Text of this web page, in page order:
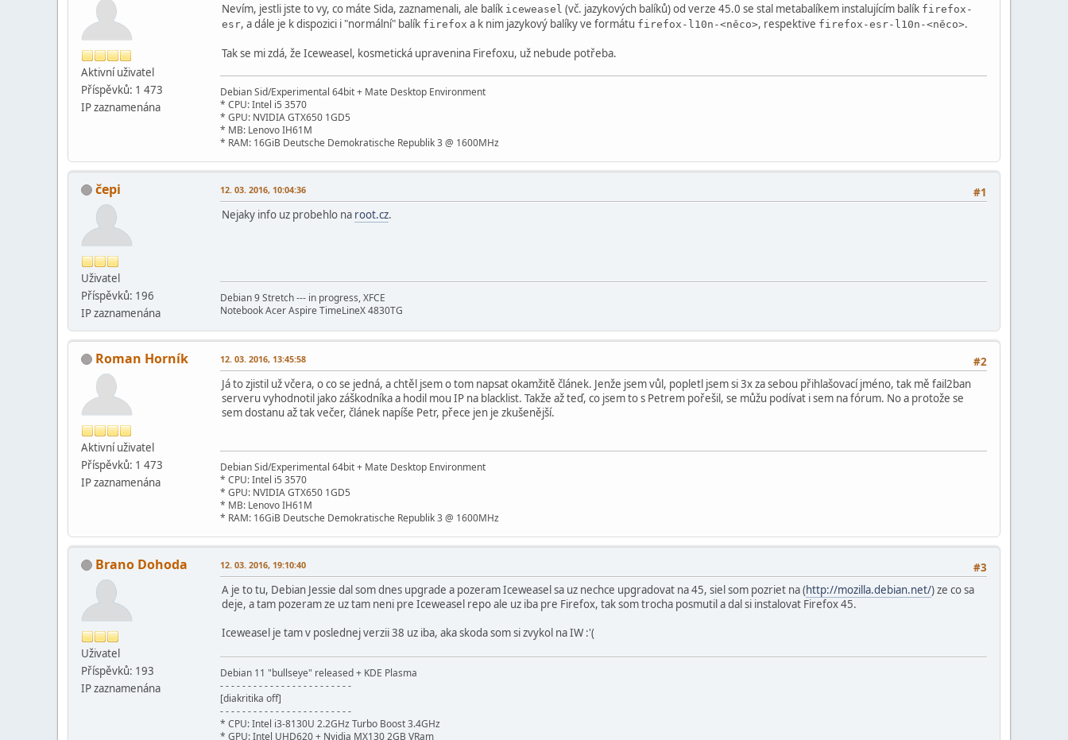
Aktivní­ uživatel
Příspěvků: 1 473
IP zaznamenána
Nevím, jestli jste to vy, co máte Sida, zaznamenali, ale balík iceweasel (vč. jazykových balíků) od verze 45.0 se stal metabalíkem instalujícím balík firefox-
esr, a dále je k dispozici i "normální" balík firefox a k nim jazykový balíky ve formátu firefox-l10n-<něco>, respektive firefox-esr-l10n-<něco>.
Tak se mi zdá, že Iceweasel, kosmetická upravenina Firefoxu, už nebude potřeba.
Debian Sid/Experimental 64bit + Mate Desktop Environment
* CPU: Intel i5 3570
* GPU: NVIDIA GTX650 1GD5
* MB: Lenovo IH61M
* RAM: 16GiB Deutsche Demokratische Republik 3 @ 1600MHz
čepi
Uživatel
Příspěvků: 196
IP zaznamenána
#1
12. 03. 2016, 10:04:36
Nejaky info uz probehlo na root.cz.
Debian 9 Stretch --- in progress, XFCE
Notebook Acer Aspire TimeLineX 4830TG
Roman Horník
Aktivní­ uživatel
Příspěvků: 1 473
IP zaznamenána
#2
12. 03. 2016, 13:45:58
Já to zjistil už včera, o co se jedná, a chtěl jsem o tom napsat okamžitě článek. Jenže jsem vůl, popletl jsem si 3x za sebou přihlašovací jméno, tak mě fail2ban
serveru vyhodnotil jako záškodníka a hodil mou IP na blacklist. Takže až teď, co jsem to s Petrem pořešil, se můžu podívat i sem na fórum. No a protože se
sem dostanu až tak večer, článek napíše Petr, přece jen je zkušenější.
Debian Sid/Experimental 64bit + Mate Desktop Environment
* CPU: Intel i5 3570
* GPU: NVIDIA GTX650 1GD5
* MB: Lenovo IH61M
* RAM: 16GiB Deutsche Demokratische Republik 3 @ 1600MHz
Brano Dohoda
Uživatel
Příspěvků: 193
IP zaznamenána
#3
12. 03. 2016, 19:10:40
A je to tu, Debian Jessie dal som dnes upgrade a pozeram Iceweasel sa uz nechce upgradovat na 45, siel som pozriet na (http://mozilla.debian.net/) ze co sa
deje, a tam pozeram ze uz tam neni pre Iceweasel repo ale uz iba pre Firefox, tak som trocha posmutil a dal si instalovat Firefox 45.
Iceweasel je tam v poslednej verzii 38 uz iba, aka skoda som si zvykol na IW :'(
Debian 11 "bullseye" released + KDE Plasma
- - - - - - - - - - - - - - - - - - - - - - - -
[diakritika off]
- - - - - - - - - - - - - - - - - - - - - - - -
* CPU: Intel i3-8130U 2.2GHz Turbo Boost 3.4GHz
* GPU: Intel UHD620 + Nvidia MX130 2GB VRam